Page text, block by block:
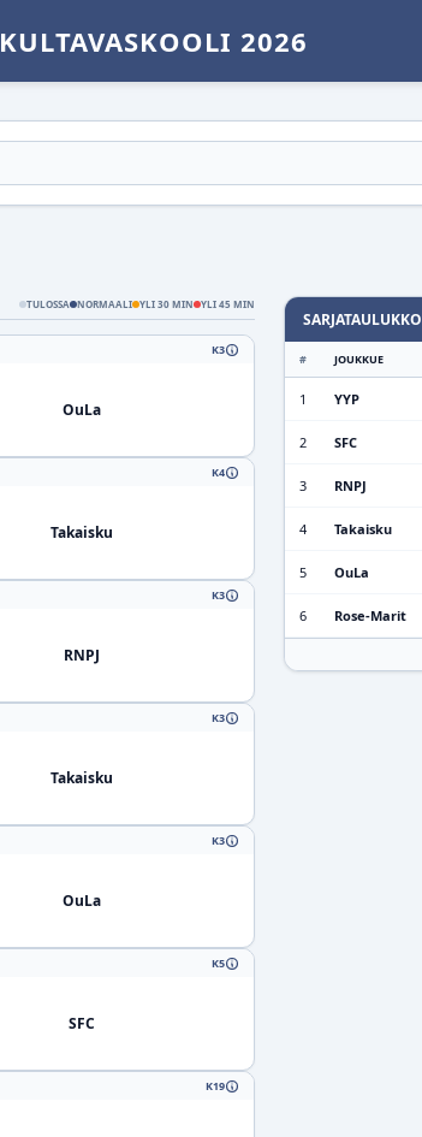
KULTAVASKOOLI 2026
TULOSSA NORMAALI YLI 30 MIN YLI 45 MIN
K3
OuLa
K4
Takaisku
K3
RNPJ
K3
Takaisku
K3
OuLa
K5
SFC
K19
SARJATAULUKKO
# JOUKKUE
1 YYP
2 SFC
3 RNPJ
4 Takaisku
5 OuLa
6 Rose-Marit